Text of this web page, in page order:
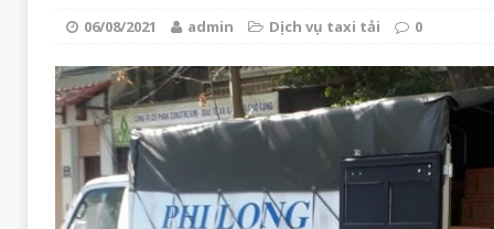
06/08/2021 admin Dịch vụ taxi tải 0